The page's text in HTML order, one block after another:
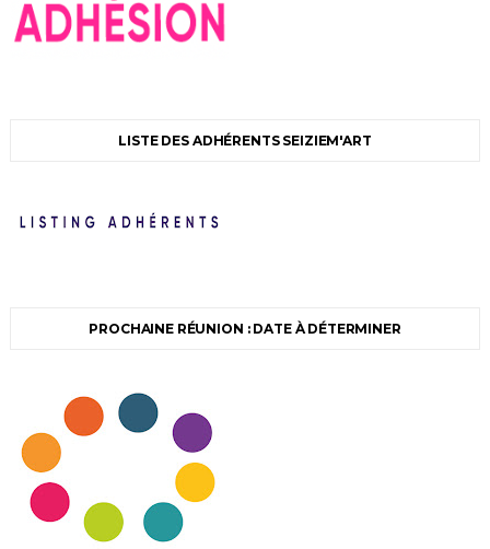
LISTE DES ADHÉRENTS SEIZIEM'ART
PROCHAINE RÉUNION : DATE À DÉTERMINER